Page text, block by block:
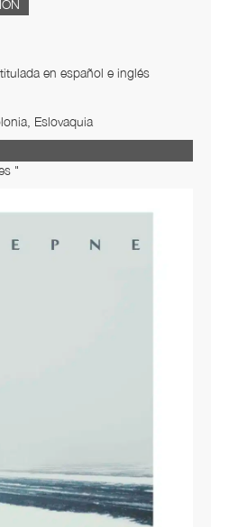
en español e inglés
Eslovaquia
"